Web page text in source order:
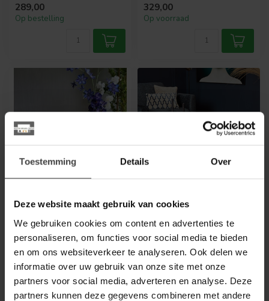
Toestemming Details Over
Deze website maakt gebruik van cookies
We gebruiken cookies om content en advertenties te
personaliseren, om functies voor social media te bieden
en om ons websiteverkeer te analyseren. Ook delen we
informatie over uw gebruik van onze site met onze
partners voor social media, adverteren en analyse. Deze
partners kunnen deze gegevens combineren met andere
289,00
Op bestelling
heef...
329,00
Op voorraad
WOONSTIJL
Salontafel set van 2
tweak conisch massief
Deze eyecatcher is net even
anders dan anders! Set van
2 ronde salontafels Tweak...
399,00
Op voorraad
STARFURN
Salontafel Kate | 60 cm
Salontafel Kate 60 cm is
gemaakt van aluminium en
ijzer. Het ronde tafelblad is
...
249,00
Op bestelling